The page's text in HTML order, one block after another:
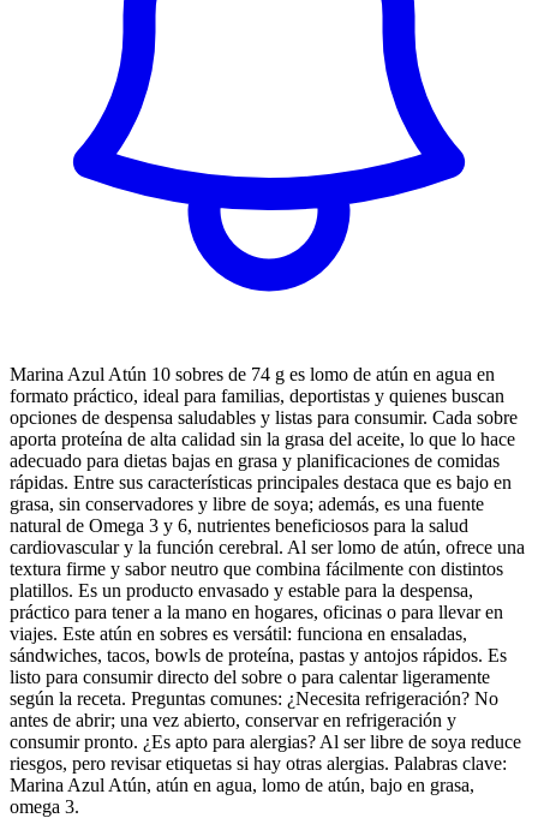
Marina Azul Atún 10 sobres de 74 g es lomo de atún en agua en
formato práctico, ideal para familias, deportistas y quienes buscan
opciones de despensa saludables y listas para consumir. Cada sobre
aporta proteína de alta calidad sin la grasa del aceite, lo que lo hace
adecuado para dietas bajas en grasa y planificaciones de comidas
rápidas. Entre sus características principales destaca que es bajo en
grasa, sin conservadores y libre de soya; además, es una fuente
natural de Omega 3 y 6, nutrientes beneficiosos para la salud
cardiovascular y la función cerebral. Al ser lomo de atún, ofrece una
textura firme y sabor neutro que combina fácilmente con distintos
platillos. Es un producto envasado y estable para la despensa,
práctico para tener a la mano en hogares, oficinas o para llevar en
viajes. Este atún en sobres es versátil: funciona en ensaladas,
sándwiches, tacos, bowls de proteína, pastas y antojos rápidos. Es
listo para consumir directo del sobre o para calentar ligeramente
según la receta. Preguntas comunes: ¿Necesita refrigeración? No
antes de abrir; una vez abierto, conservar en refrigeración y
consumir pronto. ¿Es apto para alergias? Al ser libre de soya reduce
riesgos, pero revisar etiquetas si hay otras alergias. Palabras clave:
Marina Azul Atún, atún en agua, lomo de atún, bajo en grasa,
omega 3.